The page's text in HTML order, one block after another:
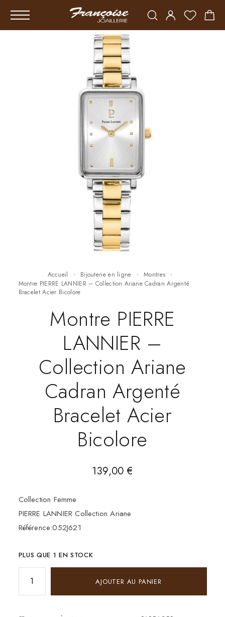
Accueil Bijouterie en ligne
Montres
Montre PIERRE LANNIER – Collection Ariane Cadran Argenté
Bracelet Acier Bicolore
Montre PIERRE
LANNIER –
Collection Ariane
Cadran Argenté
Bracelet Acier
Bicolore
139,00€
Collection Femme
PIERRE LANNIER Collection Ariane
Référence:052J621
PLUS QUE 1 EN STOCK
AJOUTER AU PANIER